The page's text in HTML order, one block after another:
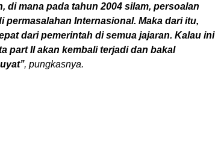
di mana pada tahun 2004 silam, persoalan
permasalahan Internasional. Maka dari itu,
dari pemerintah di semua jajaran. Kalau ini
part II akan kembali terjadi dan bakal
, pungkasnya.